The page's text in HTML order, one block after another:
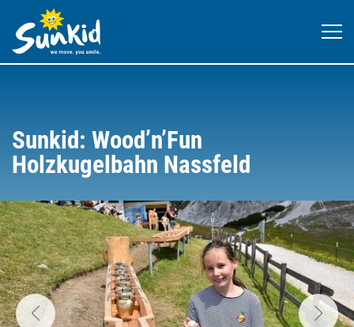
Sunkid: Wood’n’Fun
Holzkugelbahn Nassfeld